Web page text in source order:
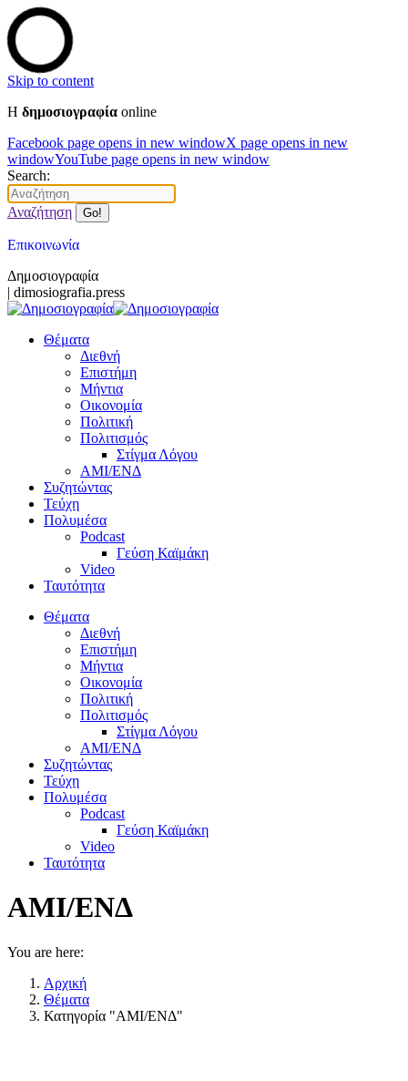
Skip to content
Η δημοσιογραφία online
Facebook page opens in new windowX page opens in new
windowYouTube page opens in new window
Search:
Αναζήτηση
Επικοινωνία
Δημοσιογραφία
| dimosiografia.press
Θέματα
Διεθνή
Επιστήμη
Μήντια
Οικονομία
Πολιτική
Πολιτισμός
Στίγμα Λόγου
AMI/ΕΝΔ
Συζητώντας
Τεύχη
Πολυμέσα
Podcast
Γεύση Καϊμάκη
Video
Ταυτότητα
Θέματα
Διεθνή
Επιστήμη
Μήντια
Οικονομία
Πολιτική
Πολιτισμός
Στίγμα Λόγου
AMI/ΕΝΔ
Συζητώντας
Τεύχη
Πολυμέσα
Podcast
Γεύση Καϊμάκη
Video
Ταυτότητα
AMI/ΕΝΔ
You are here:
Αρχική
Θέματα
Κατηγορία "AMI/ΕΝΔ"